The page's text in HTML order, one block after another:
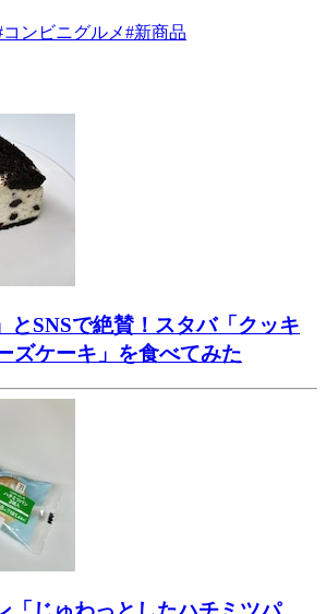
コンビニグルメ#新商品
とSNSで絶賛！スタバ「クッキ
ズケーキ」を食べてみた